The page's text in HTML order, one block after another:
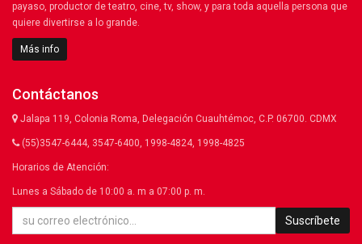
payaso, productor de teatro, cine, tv, show, y para toda aquella persona que
quiere divertirse a lo grande.
Más info
Contáctanos
Jalapa 119, Colonia Roma, Delegación Cuauhtémoc, C.P. 06700. CDMX
(55)3547-6444, 3547-6400, 1998-4824, 1998-4825
Horarios de Atención:
Lunes a Sábado de 10:00 a. m a 07:00 p. m.
Suscríbete